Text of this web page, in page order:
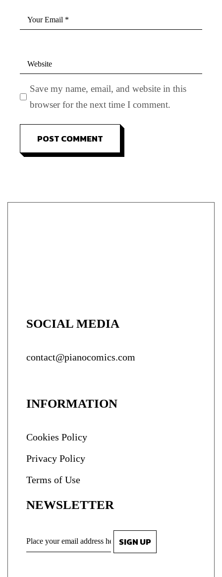
Save my name, email, and website in this
browser for the next time I comment.
POST COMMENT
SOCIAL MEDIA
contact@pianocomics.com
INFORMATION
Cookies Policy
Privacy Policy
Terms of Use
NEWSLETTER